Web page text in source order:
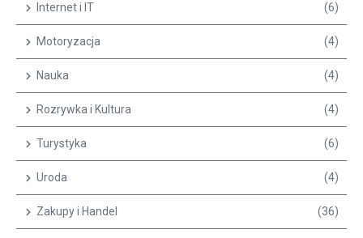
Internet i IT (6)
Motoryzacja (4)
Nauka (4)
Rozrywka i Kultura (4)
Turystyka (6)
Uroda (4)
Zakupy i Handel (36)